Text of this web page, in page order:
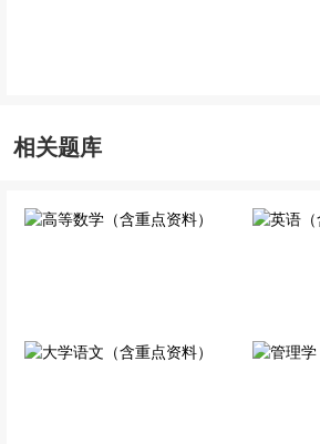
相关题库